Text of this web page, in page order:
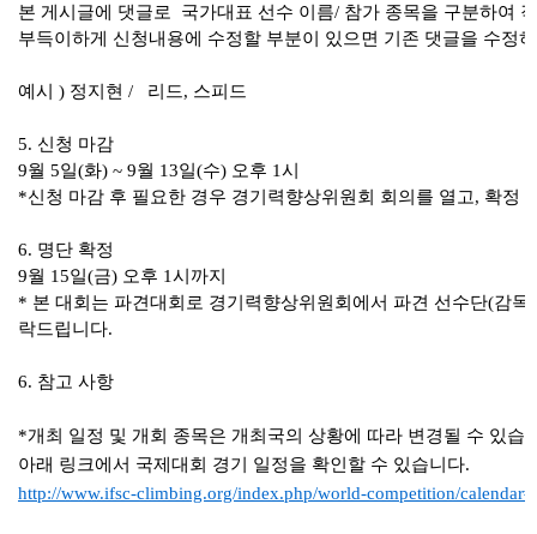
본 게시글에 댓글로 국가대표 선수 이름/ 참가 종목을 구분하여
부득이하게 신청내용에 수정할 부분이 있으면 기존 댓글을 수정
예시 ) 정지현 / 리드, 스피드
5. 신청 마감
9월 5일(화) ~ 9월 13일(수) 오후 1시
*신청 마감 후 필요한 경우 경기력향상위원회 회의를 열고, 확정
6. 명단 확정
9월 15일(금) 오후 1시까지
* 본 대회는 파견대회로 경기력향상위원회에서 파견 선수단(감독
락드립니다.
6. 참고 사항
*개최 일정 및 개회 종목은 개최국의 상황에 따라 변경될 수 있습
아래 링크에서 국제대회 경기 일정을 확인할 수 있습니다.
http://www.ifsc-climbing.org/index.php/world-competition/